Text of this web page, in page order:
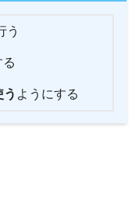
う
ようにする